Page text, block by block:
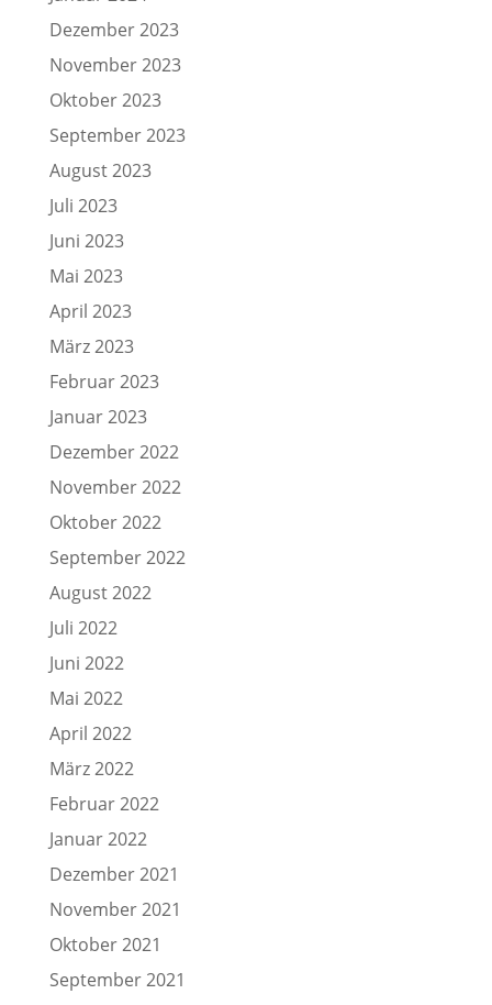
Dezember 2023
November 2023
Oktober 2023
September 2023
August 2023
Juli 2023
Juni 2023
Mai 2023
April 2023
März 2023
Februar 2023
Januar 2023
Dezember 2022
November 2022
Oktober 2022
September 2022
August 2022
Juli 2022
Juni 2022
Mai 2022
April 2022
März 2022
Februar 2022
Januar 2022
Dezember 2021
November 2021
Oktober 2021
September 2021